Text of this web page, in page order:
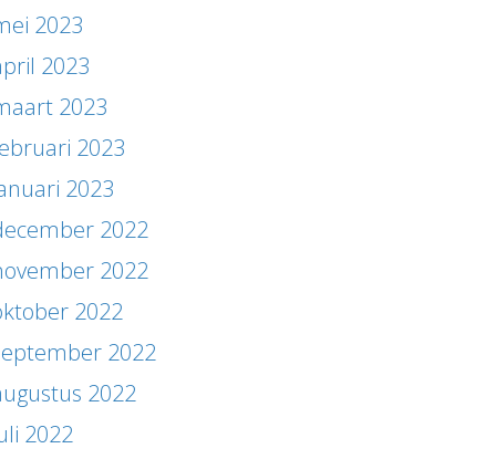
2023
2023
2023
2023
2023
2022
2022
2022
2022
2022
2022